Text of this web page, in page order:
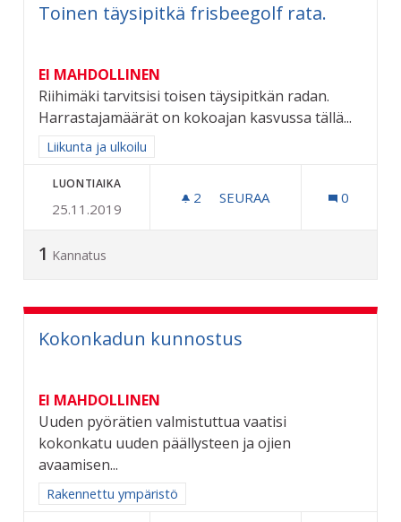
Toinen täysipitkä frisbeegolf rata.
EI MAHDOLLINEN
Riihimäki tarvitsisi toisen täysipitkän radan.
Harrastajamäärät on kokoajan kasvussa tällä...
Rajaa tulokset aihepiirin mukaan: Liikunta ja ulkoilu
Liikunta ja ulkoilu
LUONTIAIKA
25.11.2019
2 2 SEURAAJAA
SEURAA 0
1 Kannatus
Kokonkadun kunnostus
EI MAHDOLLINEN
Uuden pyörätien valmistuttua vaatisi
kokonkatu uuden päällysteen ja ojien
avaamisen...
Rajaa tulokset aihepiirin mukaan: Rakennettu ympäristö
Rakennettu ympäristö